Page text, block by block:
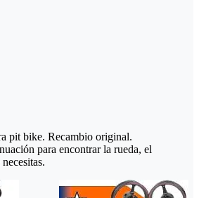
pit bike. Recambio original.
para encontrar la rueda, el